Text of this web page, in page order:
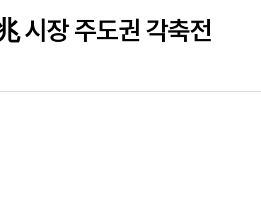
시장 주도권 각축전